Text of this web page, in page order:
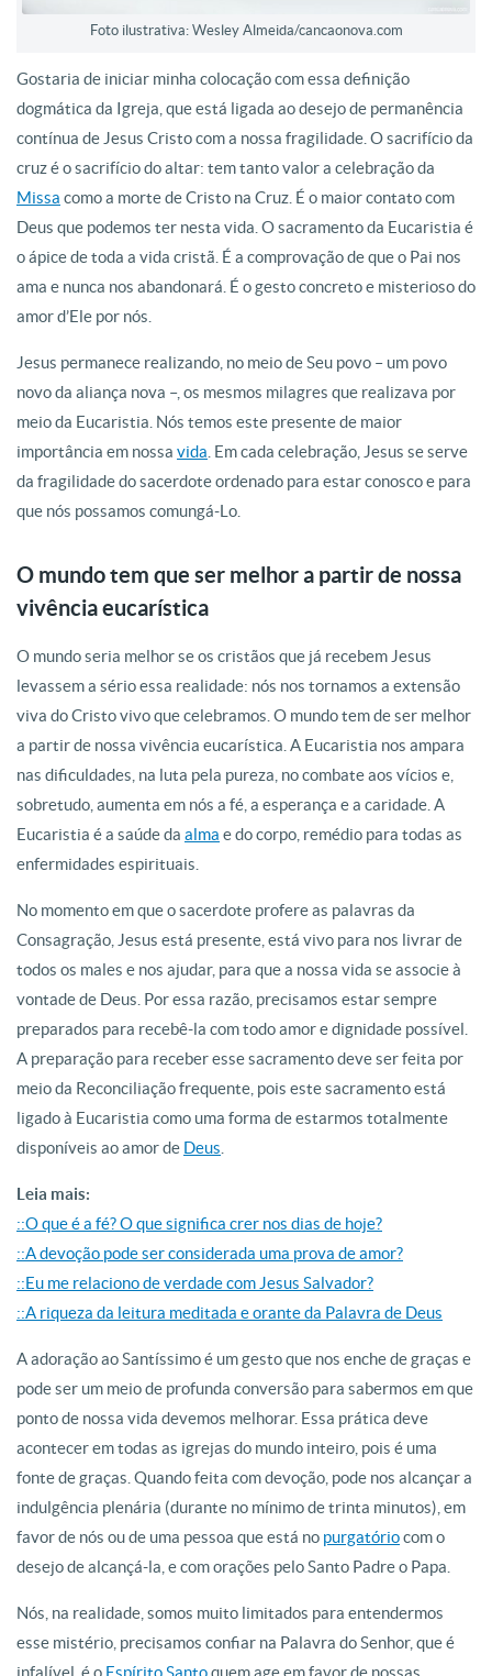
Foto ilustrativa: Wesley Almeida/cancaonova.com
Gostaria de iniciar minha colocação com essa definição
dogmática da Igreja, que está ligada ao desejo de permanência
contínua de Jesus Cristo com a nossa fragilidade. O sacrifício da
cruz é o sacrifício do altar: tem tanto valor a celebração da
Missa como a morte de Cristo na Cruz. É o maior contato com
Deus que podemos ter nesta vida. O sacramento da Eucaristia é
o ápice de toda a vida cristã. É a comprovação de que o Pai nos
ama e nunca nos abandonará. É o gesto concreto e misterioso do
amor d’Ele por nós.
Jesus permanece realizando, no meio de Seu povo – um povo
novo da aliança nova –, os mesmos milagres que realizava por
meio da Eucaristia. Nós temos este presente de maior
importância em nossa vida . Em cada celebração, Jesus se serve
da fragilidade do sacerdote ordenado para estar conosco e para
que nós possamos comungá-Lo.
O mundo tem que ser melhor a partir de nossa
vivência eucarística
O mundo seria melhor se os cristãos que já recebem Jesus
levassem a sério essa realidade: nós nos tornamos a extensão
viva do Cristo vivo que celebramos. O mundo tem de ser melhor
a partir de nossa vivência eucarística. A Eucaristia nos ampara
nas dificuldades, na luta pela pureza, no combate aos vícios e,
sobretudo, aumenta em nós a fé, a esperança e a caridade. A
Eucaristia é a saúde da alma e do corpo, remédio para todas as
enfermidades espirituais.
No momento em que o sacerdote profere as palavras da
Consagração, Jesus está presente, está vivo para nos livrar de
todos os males e nos ajudar, para que a nossa vida se associe à
vontade de Deus. Por essa razão, precisamos estar sempre
preparados para recebê-la com todo amor e dignidade possível.
A preparação para receber esse sacramento deve ser feita por
meio da Reconciliação frequente, pois este sacramento está
ligado à Eucaristia como uma forma de estarmos totalmente
disponíveis ao amor de Deus
Leia mais:
::O que é a fé? O que significa crer nos dias de hoje?
::A devoção pode ser considerada uma prova de amor?
::Eu me relaciono de verdade com Jesus Salvador?
::A riqueza da leitura meditada e orante da Palavra de Deus
A adoração ao Santíssimo é um gesto que nos enche de graças e
pode ser um meio de profunda conversão para sabermos em que
ponto de nossa vida devemos melhorar. Essa prática deve
acontecer em todas as igrejas do mundo inteiro, pois é uma
fonte de graças. Quando feita com devoção, pode nos alcançar a
indulgência plenária (durante no mínimo de trinta minutos), em
favor de nós ou de uma pessoa que está no purgatóriocom o
desejo de alcançá-la, e com orações pelo Santo Padre o Papa.
Nós, na realidade, somos muito limitados para entendermos
esse mistério, precisamos confiar na Palavra do Senhor, que é
infalível, é o Espírito Santoquem age em favor de nossas